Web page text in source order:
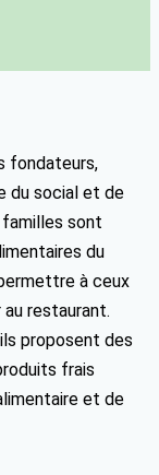
fondateurs,
du social et de
familles sont
du
à ceux
au restaurant.
proposent des
frais
et de